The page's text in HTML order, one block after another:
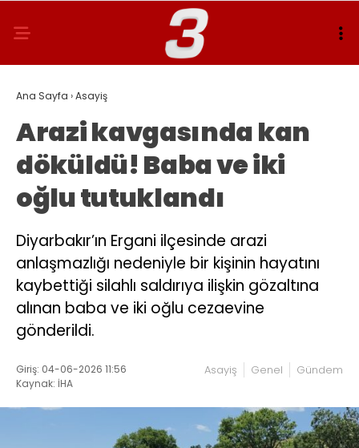
Ana Sayfa ›Asayiş
Arazi kavgasında kan
döküldü! Baba ve iki
oğlu tutuklandı
Diyarbakır’ın Ergani ilçesinde arazi
anlaşmazlığı nedeniyle bir kişinin hayatını
kaybettiği silahlı saldırıya ilişkin gözaltına
alınan baba ve iki oğlu cezaevine
gönderildi.
Giriş: 04-06-2026 11:56
Kaynak: İHA
Asayiş Genel Gündem